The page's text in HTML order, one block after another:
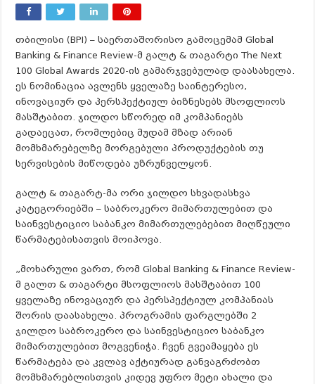
თბილისი (BPI) – საერთაშორისო გამოცემამ Global
Banking & Finance Review-მ გალტ & თაგარტი The Next
100 Global Awards 2020-ის გამარჯვებულად დაასახელა.
ეს ნომინაცია ავლენს ყველაზე საინტერესო,
ინოვაციურ და პერსპექტიულ ბიზნესებს მსოფლიოს
მასშტაბით. ჯილდო სწორედ იმ კომპანიებს
გადაეცათ, რომლებიც მუდამ მზად არიან
მომხმარებელზე მორგებული პროდუქტების თუ
სერვისების მიწოდება უზრუნველყონ.
გალტ & თაგარტ-მა ორი ჯილდო სხვადასხვა
კატეგორიებში – საბროკერო მიმართულებით და
საინვესტიციო საბანკო მიმართულებებით მიღწეული
წარმატებისათვის მოიპოვა.
„მოხარული ვართ, რომ Global Banking & Finance Review-
მ გალთ & თაგარტი მსოფლიოს მასშტაბით 100
ყველაზე ინოვაციურ და პერსპექტიულ კომპანიას
შორის დაასახელა. პროგრამის ფარგლებში 2
ჯილდო საბროკერო და საინვესტიციო საბანკო
მიმართულებით მოგვენიჭა. ჩვენ გვეამაყება ეს
წარმატება და კვლავ აქტიურად განვაგრძობთ
მომხმარებლისთვის კიდევ უფრო მეტი ახალი და